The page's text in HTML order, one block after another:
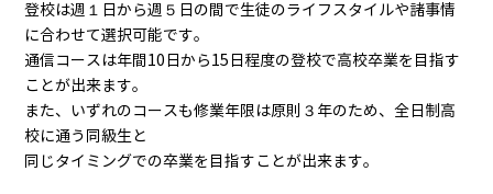
登校は週１日から週５日の間で生徒のライフスタイルや諸事情
に合わせて選択可能です。
通信コースは年間10日から15日程度の登校で高校卒業を目指す
ことが出来ます。
また、いずれのコースも修業年限は原則３年のため、全日制高
校に通う同級生と
同じタイミングでの卒業を目指すことが出来ます。